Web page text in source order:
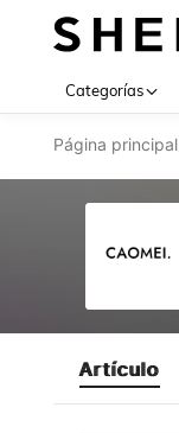
Categorías
Página principal
Artículo